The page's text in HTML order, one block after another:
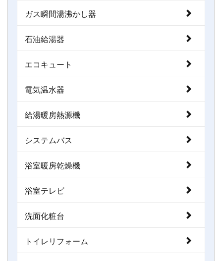
ガス瞬間湯沸かし器
石油給湯器
エコキュート
電気温水器
給湯暖房熱源機
システムバス
浴室暖房乾燥機
浴室テレビ
洗面化粧台
トイレリフォーム